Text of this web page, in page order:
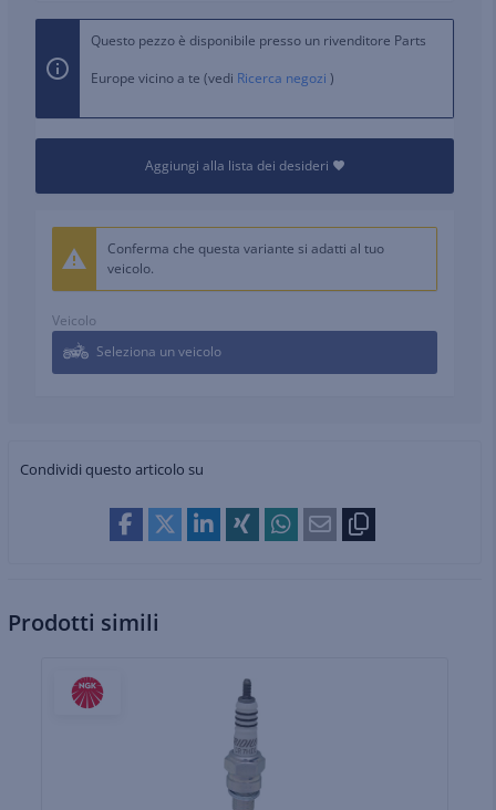
Questo pezzo è disponibile presso un rivenditore Parts
Europe vicino a te (vedi Ricerca negozi )
Aggiungi alla lista dei desideri
Conferma che questa variante si adatti al tuo
veicolo.
Veicolo
Seleziona un veicolo
Condividi questo articolo su
Prodotti simili